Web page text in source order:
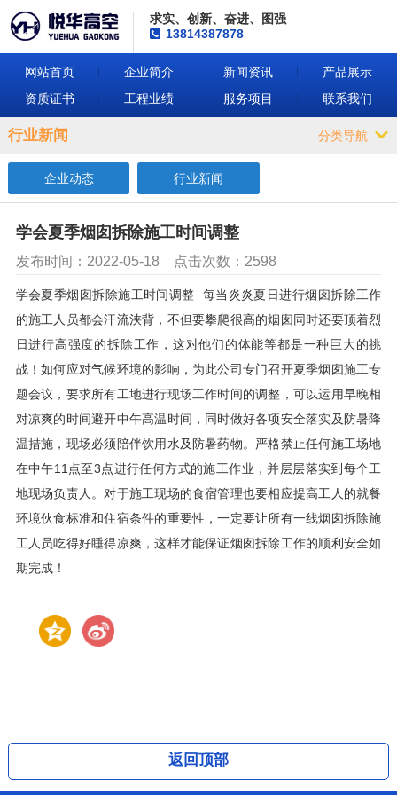
求实、创新、奋进、图强
13814387878
网站首页 企业简介 新闻资讯
产品展示
资质证书
工程业绩 服务项目 联系我们
行业新闻 分类导航
企业动态 行业新闻
学会夏季烟囱拆除施工时间调整
发布时间：2022-05-18 点击次数：2598
学会夏季烟囱拆除施工时间调整 每当炎炎夏日进行烟囱拆除工作
的施工人员都会汗流浃背，不但要攀爬很高的烟囱同时还要顶着烈
日进行高强度的拆除工作，这对他们的体能等都是一种巨大的挑
战！如何应对气候环境的影响，为此公司专门召开夏季烟囱施工专
题会议，要求所有工地进行现场工作时间的调整，可以运用早晚相
对凉爽的时间避开中午高温时间，同时做好各项安全落实及防暑降
温措施，现场必须陪伴饮用水及防暑药物。严格禁止任何施工场地
在中午11点至3点进行任何方式的施工作业，并层层落实到每个工
地现场负责人。对于施工现场的食宿管理也要相应提高工人的就餐
环境伙食标准和住宿条件的重要性，一定要让所有一线烟囱拆除施
工人员吃得好睡得凉爽，这样才能保证烟囱拆除工作的顺利安全如
期完成！
返回顶部